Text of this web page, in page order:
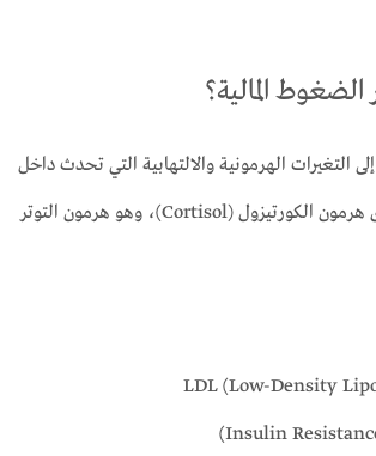
المالية؟
التغيرات الهرمونية والالتهابية التي تحدث داخل
الجسم. عند التعرض للضغط المزمن، يرتفع مستوى هرمون الكورتيزول (Cortisol)، وهو هرمون التوتر